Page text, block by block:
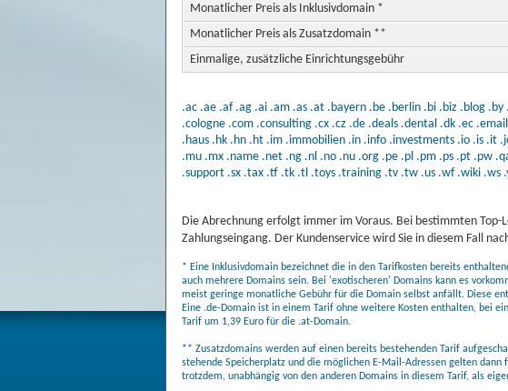
Monatlicher Preis als Inklusivdomain *
Monatlicher Preis als Zusatzdomain **
Einmalige, zusätzliche Einrichtungsgebühr
.ac .ae .af .ag .ai .am .as .at .bayern .be .berlin .bi .biz .blog .by
.cologne .com .consulting .cx .cz .de .deals .dental .dk .ec .email
.haus .hk .hn .ht .im .immobilien .in .info .investments .io .is .it
.mu .mx .name .net .ng .nl .no .nu .org .pe .pl .pm .ps .pt .pw
.support .sx .tax .tf .tk .tl .toys .training .tv .tw .us .wf .wiki .ws
Die Abrechnung erfolgt immer im Voraus. Bei bestimmten
Zahlungseingang. Der Kundenservice wird Sie in diesem Fall
* Eine Inklusivdomain bezeichnet die in den Tarifkosten bereits
auch mehrere Domains sein. Bei 'exotischeren' Domains kann es
meist geringe monatliche Gebühr für die Domain selbst anfällt. Diese
Eine .de-Domain ist in einem Tarif ohne weitere Kosten enthalten, bei
Tarif um 1,39 Euro für die .at-Domain.
** Zusatzdomains werden auf einen bereits bestehenden Tarif
stehende Speicherplatz und die möglichen E-Mail-Adressen gelten
trotzdem, unabhängig von den anderen Domains in diesem Tarif, als